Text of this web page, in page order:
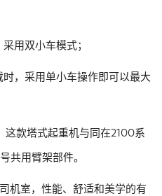
用双小车模式；
，采用单小车操作即可以最大
款塔式起重机与同在2100系
共用臂架部件。
室，性能、舒适和美学的有